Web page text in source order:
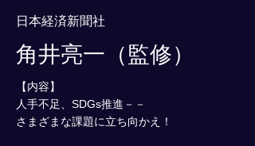
日本経済新聞社
角井亮一（監修）
【内容】
人手不足、SDGs推進－－
さまざまな課題に立ち向かえ！